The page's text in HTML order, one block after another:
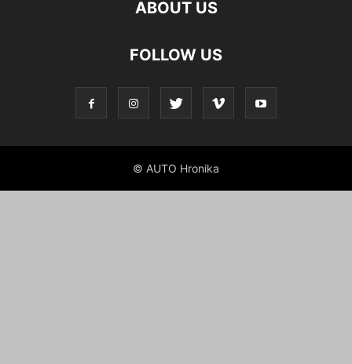
ABOUT US
FOLLOW US
© AUTO Hronika